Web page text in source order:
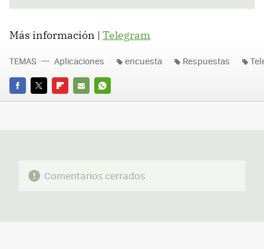
Más información | Telegram
FACEBOOK
TWITTERFLIPBOARD
E-
WHATSAPP
TEMAS Aplicaciones encuesta Respuestas
Comentarios cerrados